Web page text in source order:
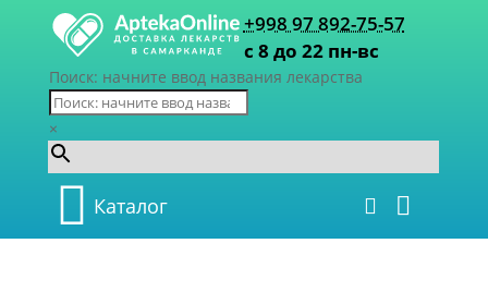
+998 97 892-75-57
с 8 до 22 пн-вс
Поиск: начните ввод названия лекарства
×
Каталог